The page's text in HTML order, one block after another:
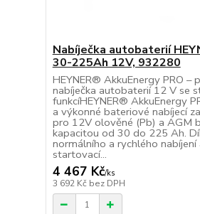
Nabíječka autobaterií
30-225Ah 12V, 932280
HEYNER® AkkuEnergy PRO –
nabíječka autobaterií 12 V se
funkcíHEYNER® AkkuEnergy
a výkonné bateriové nabíjecí
pro 12V olověné (Pb) a AGM
kapacitou od 30 do 225 Ah.
normálního a rychlého
startovací...
4 467 Kč/ks
3 692 Kč bez DPH